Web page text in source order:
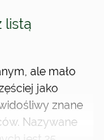
listą
ale mało
jako
znane
Nazywane